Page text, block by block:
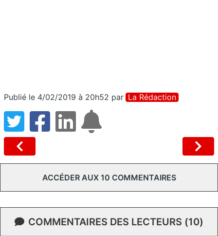
Publié le 4/02/2019 à 20h52 par La Rédaction
ACCÉDER AUX 10 COMMENTAIRES
COMMENTAIRES DES LECTEURS (10)